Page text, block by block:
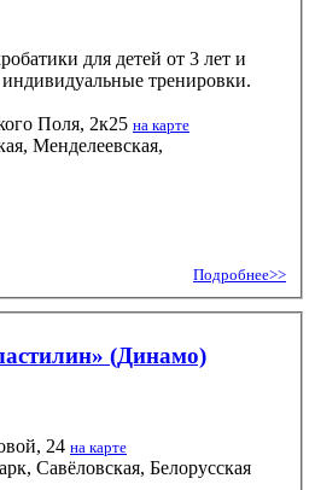
для детей от 3 лет и
тренировки.
Поля, 2к25 на карте
Менделеевская,
Подробнее>>
(Динамо)
24 на карте
Савёловская, Белорусская